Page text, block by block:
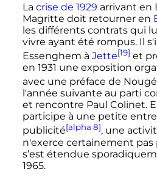
La crise de 1929 arrivant en
Magritte doit retourner en
les différents contrats qui
vivre ayant été rompus. Il
Essenghem à Jette[19] et
en 1931 une exposition
avec une préface de Nougé
l'année suivante au parti
et rencontre Paul Colinet.
participe à une petite
publicité[alpha 8], une
n'exerce certainement pas
s’est étendue
1965.